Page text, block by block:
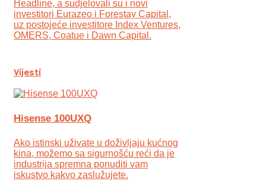
Headline, a sudjelovali su i novi
investitori Eurazeo i Forestay Capital,
uz postojeće investitore Index Ventures,
OMERS, Coatue i Dawn Capital.
Vijesti
Hisense 100UXQ
Ako istinski uživate u doživljaju kućnog
kina, možemo sa sigurnošću reći da je
industrija spremna ponuditi vam
iskustvo kakvo zaslužujete.